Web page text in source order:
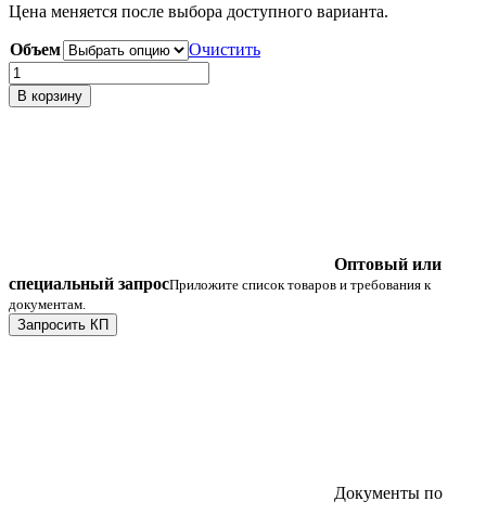
8400 ₽
22000 ₽
Цена меняется после выбора доступного варианта.
Объем
Очистить
Количество
товара
Насос
В корзину
Оптовый или
специальный запросПриложите список товаров и требования к
документам.
Запросить КП
Документы по